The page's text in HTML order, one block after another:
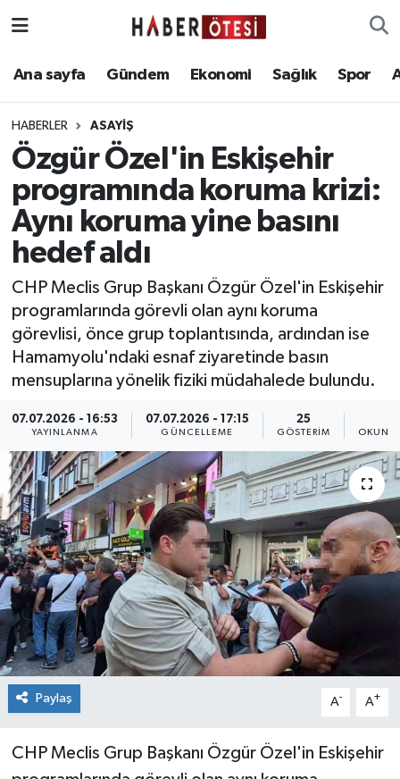
Ana sayfa Gündem Ekonomi Sağlık Spor
HABERLER ASAYIŞ
Özgür Özel'in Eskişehir
programında koruma krizi:
Aynı koruma yine basını
hedef aldı
CHP Meclis Grup Başkanı Özgür Özel'in Eskişehir
programlarında görevli olan aynı koruma
görevlisi, önce grup toplantısında, ardından ise
Hamamyolu'ndaki esnaf ziyaretinde basın
mensuplarına yönelik fiziki müdahalede bulundu.
07.07.2026 - 16:53
YAYINLANMA
07.07.2026 - 17:15
GÜNCELLEME
25
GÖSTERIM
Paylaş A- A+
CHP Meclis Grup Başkanı Özgür Özel'in Eskişehir
Ana sayfa
Ekonomi
Sağlık
Spor
Asayiş
Teknoloji
Eskişehir Nöbetçi Eczaneler
Eskişehir Namaz Vakitleri
Eskişehir Trafik Yoğunluk Haritası
Süper Lig Puan Durumu ve Fikstür
Tüm Manşetler
Son Dakika Haberleri
Haber Arşivi